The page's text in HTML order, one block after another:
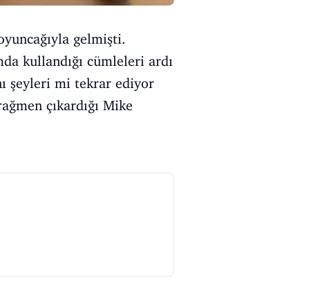
gelmişti.
kullandığı cümleleri ardı
şeyleri mi tekrar ediyor
çıkardığı Mike